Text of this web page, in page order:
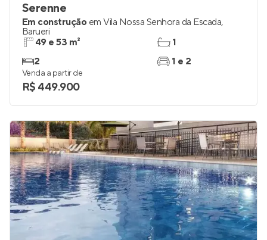
Serenne
Em construção em Vila Nossa Senhora da Escada,
Barueri
49 e 53 m²
2
1
1 e 2
Venda a partir de
R$ 449.900